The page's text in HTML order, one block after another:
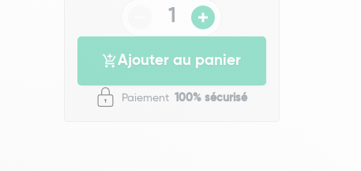
Ajouter au panier
Paiement 100% sécurisé